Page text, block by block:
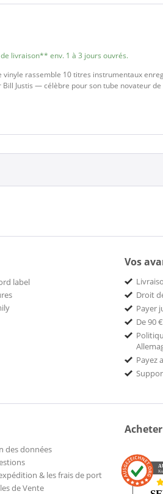
livraison** env. 1 à 3 jours ouvrés.
vinyle rassemble 10 titres instrumentaux
Justis — célèbre pour son tube novateur de
label
Vos
Droit
Payer
De 90
Payez
des données
& les frais de port
de Vente